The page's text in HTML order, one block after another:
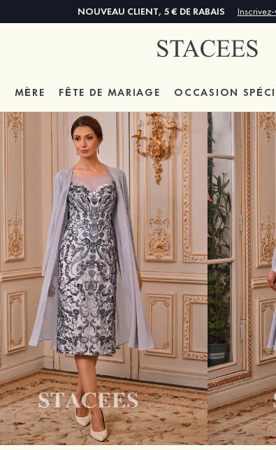
NOUVEAU CLIENT, 5 € DE RABAIS
MÈRE FÊTE DE MARIAGE OCCASION